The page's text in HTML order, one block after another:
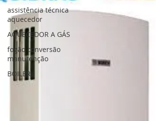
assistência técnica
aquecedor
AQUECEDOR A GÁS
fogão conversão
manutenção
BOILER